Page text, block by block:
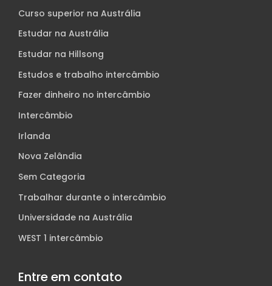
Curso superior na Austrália
Estudar na Austrália
Estudar na Hillsong
Estudos e trabalho intercâmbio
Fazer dinheiro no intercâmbio
Intercâmbio
Irlanda
Nova Zelândia
Sem Categoria
Trabalhar durante o intercâmbio
Universidade na Austrália
WEST 1 intercâmbio
Entre em contato